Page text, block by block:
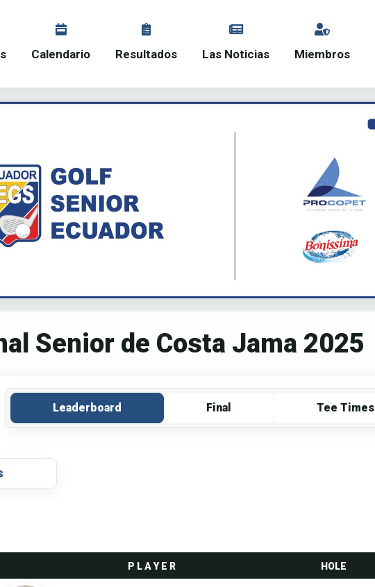
Calendario Resultados Las Noticias Miembros
Senior de Costa Jama 2025
Leaderboard Final Tee Times
P L A Y E R HOLE